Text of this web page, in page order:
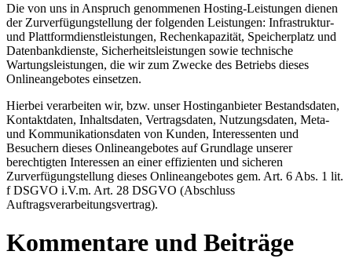
Die von uns in Anspruch genommenen Hosting-Leistungen dienen
der Zurverfügungstellung der folgenden Leistungen: Infrastruktur-
und Plattformdienstleistungen, Rechenkapazität, Speicherplatz und
Datenbankdienste, Sicherheitsleistungen sowie technische
Wartungsleistungen, die wir zum Zwecke des Betriebs dieses
Onlineangebotes einsetzen.
Hierbei verarbeiten wir, bzw. unser Hostinganbieter Bestandsdaten,
Kontaktdaten, Inhaltsdaten, Vertragsdaten, Nutzungsdaten, Meta-
und Kommunikationsdaten von Kunden, Interessenten und
Besuchern dieses Onlineangebotes auf Grundlage unserer
berechtigten Interessen an einer effizienten und sicheren
Zurverfügungstellung dieses Onlineangebotes gem. Art. 6 Abs. 1 lit.
f DSGVO i.V.m. Art. 28 DSGVO (Abschluss
Auftragsverarbeitungsvertrag).
Kommentare und Beiträge